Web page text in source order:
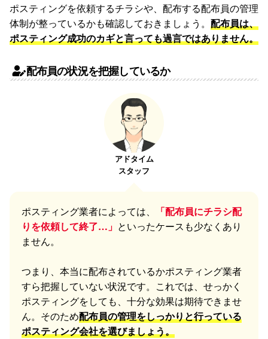
ポスティングを依頼するチラシや、配布する配布員の管理
体制が整っているかも確認しておきましょう。 配布員は、
ポスティング成功のカギと言っても過言ではありません。
配布員の状況を把握しているか
ポスティング業者によっては、
「配布員にチラシ配
りを依頼して終了…」 といったケースも少なくあり
ません。
つまり、本当に配布されているかポスティング業者
すら把握していない状況です。これでは、せっかく
ポスティングをしても、十分な効果は期待できませ
ん。そのため配布員の管理をしっかりと行っている
ポスティング会社を選びましょう。
アドタイム
スタッフ